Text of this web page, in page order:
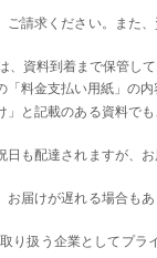
請求ください。また
資料到着まで保管して
料金支払い用紙」の内
と記載のある資料で
も配達されますが、
届けが遅れる場合も
り扱う企業としてプラ